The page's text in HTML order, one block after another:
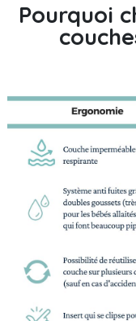
Pourquoi